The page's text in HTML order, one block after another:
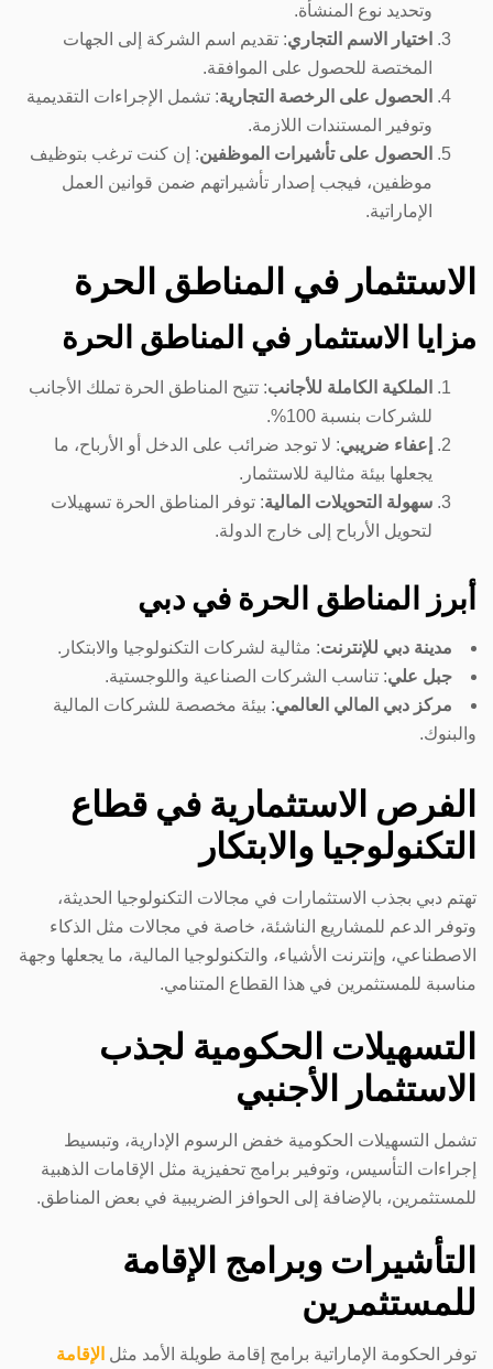
وتحديد نوع المنشأة.
اختيار الاسم التجاري: تقديم اسم الشركة إلى الجهات
المختصة للحصول على الموافقة.
الحصول على الرخصة التجارية: تشمل الإجراءات التقديمية
وتوفير المستندات اللازمة.
الحصول على تأشيرات الموظفين: إن كنت ترغب بتوظيف
موظفين، فيجب إصدار تأشيراتهم ضمن قوانين العمل
الإماراتية.
الاستثمار في المناطق الحرة
مزايا الاستثمار في المناطق الحرة
الملكية الكاملة للأجانب: تتيح المناطق الحرة تملك الأجانب
للشركات بنسبة 100%.
إعفاء ضريبي: لا توجد ضرائب على الدخل أو الأرباح، ما
يجعلها بيئة مثالية للاستثمار.
سهولة التحويلات المالية: توفر المناطق الحرة تسهيلات
لتحويل الأرباح إلى خارج الدولة.
أبرز المناطق الحرة في دبي
مدينة دبي للإنترنت: مثالية لشركات التكنولوجيا والابتكار.
جبل علي: تناسب الشركات الصناعية واللوجستية.
مركز دبي المالي العالمي: بيئة مخصصة للشركات المالية
والبنوك.
الفرص الاستثمارية في قطاع
التكنولوجيا والابتكار
تهتم دبي بجذب الاستثمارات في مجالات التكنولوجيا الحديثة،
وتوفر الدعم للمشاريع الناشئة، خاصة في مجالات مثل الذكاء
الاصطناعي، وإنترنت الأشياء، والتكنولوجيا المالية، ما يجعلها وجهة
مناسبة للمستثمرين في هذا القطاع المتنامي.
التسهيلات الحكومية لجذب
الاستثمار الأجنبي
تشمل التسهيلات الحكومية خفض الرسوم الإدارية، وتبسيط
إجراءات التأسيس، وتوفير برامج تحفيزية مثل الإقامات الذهبية
للمستثمرين، بالإضافة إلى الحوافز الضريبية في بعض المناطق.
التأشيرات وبرامج الإقامة
للمستثمرين
توفر الحكومة الإماراتية برامج إقامة طويلة الأمد مثل الإقامة